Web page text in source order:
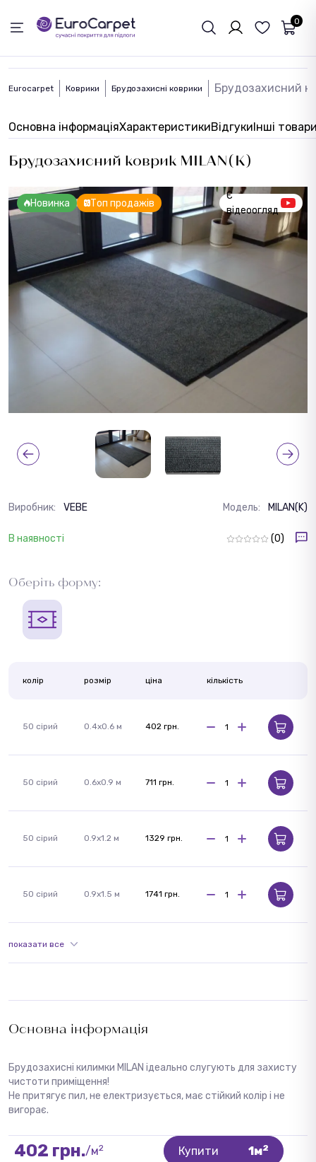
0
Eurocarpet Коврики Брудозахисні коврики Брудозахисний
Основна інформаціяХарактеристикиВідгукиІнші
Брудозахисний коврик MILAN(K)
Новинка Топ продажів
Є
відеоогляд
Основна інформація
Брудозахисні килимки MILAN ідеально слугують для захисту
чистоти приміщення!
Не притягує пил, не електризується, має стійкий колір і не
вигорає.
Виробник: VEBE Модель: MILAN(K)
В наявності (0)
Оберіть форму:
колір розмір ціна кількість
50 сірий 0.4x0.6 м 402 грн.
50 сірий 0.6x0.9 м 711 грн.
50 сірий 0.9x1.2 м 1329 грн.
50 сірий 0.9x1.5 м 1741 грн.
показати все
402 грн./м2 Купити 1м2
ЗВОРОТНІЙ ЗВЯЗОК